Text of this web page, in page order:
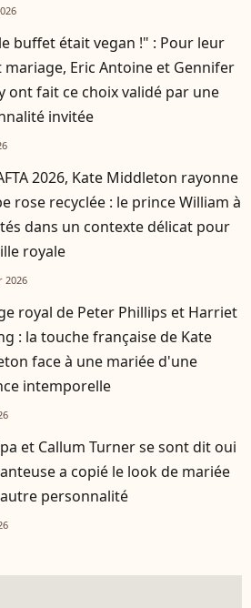
buffet était vegan !" : Pour leur
mariage, Eric Antoine et Gennifer
ont fait ce choix validé par une
invitée
2026, Kate Middleton rayonne
rose recyclée : le prince William à
dans un contexte délicat pour
royale
2026
royal de Peter Phillips et Harriet
: la touche française de Kate
face à une mariée d'une
intemporelle
et Callum Turner se sont dit oui
a copié le look de mariée
personnalité